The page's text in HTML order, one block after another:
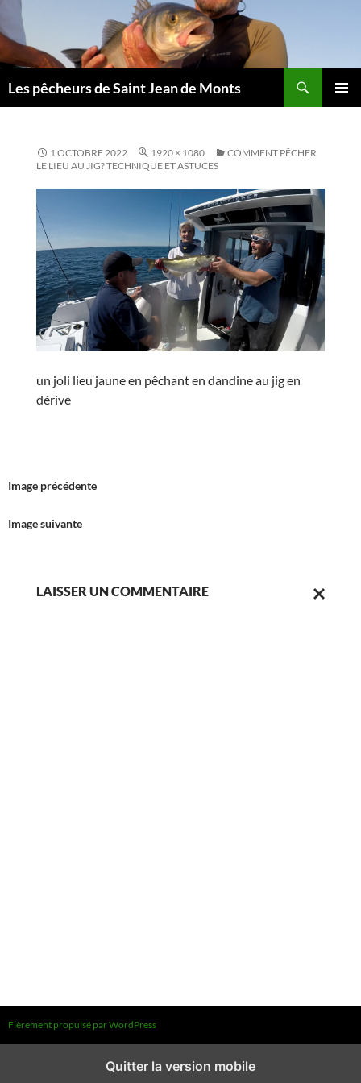
Aller
au
contenu
Les pêcheurs de Saint Jean de Monts
1 OCTOBRE 2022 1920 × 1080
COMMENT PÊCHER
LE LIEU AU JIG? TECHNIQUE ET ASTUCES
un joli lieu jaune en pêchant en dandine au jig en
dérive
Image précédente
Image suivante
LAISSER UN COMMENTAIRE
Fièrement propulsé par WordPress
Quitter la version mobile